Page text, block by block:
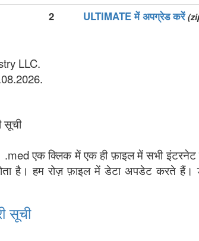
2 ULTIMATE में अपग्रेड करें
LLC.
सूची
.med एक क्लिक में एक ही फ़ाइल में सभी इंटरनेट
है। हम रोज़ फ़ाइल में डेटा अपडेट करते हैं।
सूची